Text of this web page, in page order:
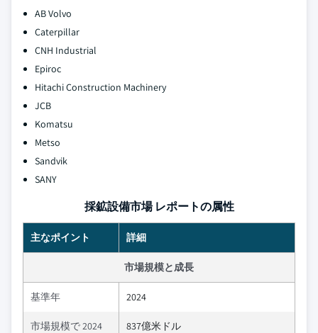
AB Volvo
Caterpillar
CNH Industrial
Epiroc
Hitachi Construction Machinery
JCB
Komatsu
Metso
Sandvik
SANY
採鉱設備市場 レポートの属性
主なポイント 詳細
市場規模と成長
基準年 2024
市場規模で 2024 837億米ドル